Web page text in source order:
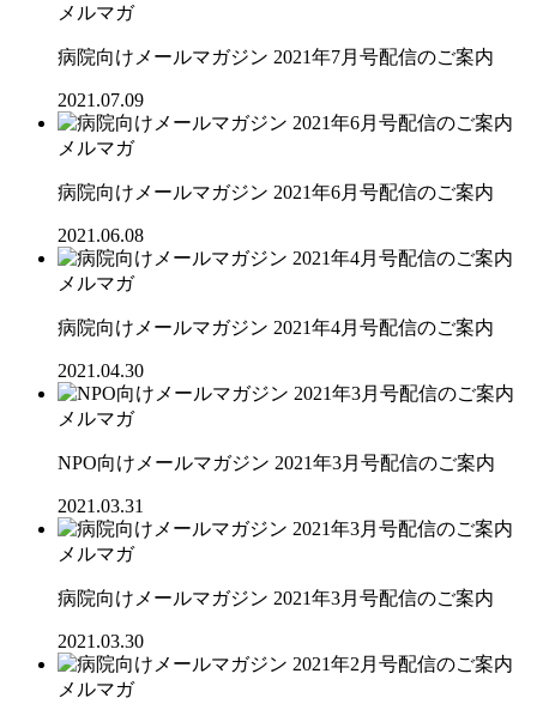
メルマガ
病院向けメールマガジン 2021年7月号配信のご案内
2021.07.09
メルマガ
病院向けメールマガジン 2021年6月号配信のご案内
2021.06.08
メルマガ
病院向けメールマガジン 2021年4月号配信のご案内
2021.04.30
メルマガ
NPO向けメールマガジン 2021年3月号配信のご案内
2021.03.31
メルマガ
病院向けメールマガジン 2021年3月号配信のご案内
2021.03.30
メルマガ